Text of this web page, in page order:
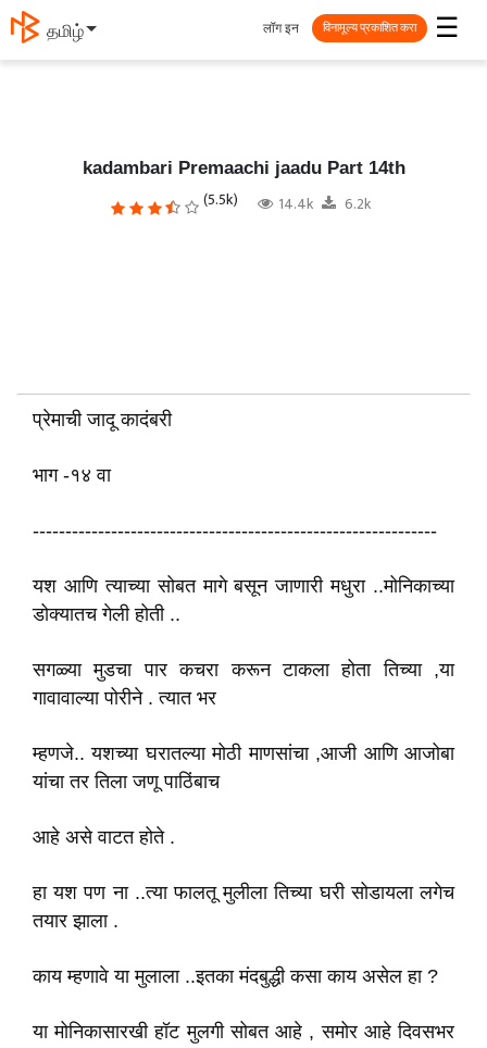
தமிழ் ☰
लॉग इन विनामूल्य प्रकाशित करा
kadambari Premaachi jaadu Part 14th
(5.5k) 14.4k 6.2k
प्रेमाची जादू कादंबरी
भाग -१४ वा
--------------------------------------------------------------
यश आणि त्याच्या सोबत मागे बसून जाणारी मधुरा ..मोनिकाच्या
डोक्यातच गेली होती ..
सगळ्या मुडचा पार कचरा करून टाकला होता तिच्या ,या
गावावाल्या पोरीने . त्यात भर
म्हणजे.. यशच्या घरातल्या मोठी माणसांचा ,आजी आणि आजोबा
यांचा तर तिला जणू पाठिंबाच
आहे असे वाटत होते .
हा यश पण ना ..त्या फालतू मुलीला तिच्या घरी सोडायला लगेच
तयार झाला .
काय म्हणावे या मुलाला ..इतका मंदबुद्धी कसा काय असेल हा ?
या मोनिकासारखी हॉट मुलगी सोबत आहे , समोर आहे दिवसभर